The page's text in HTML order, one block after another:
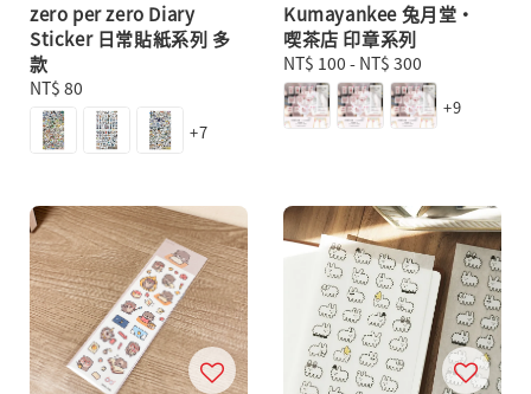
zero per zero Diary
Sticker 日常貼紙系列 多
款
Regular
price
NT$ 80
+7
Kumayankee 兔月堂・
喫茶店 印章系列
Regular
price
NT$ 100 - NT$ 300
+9